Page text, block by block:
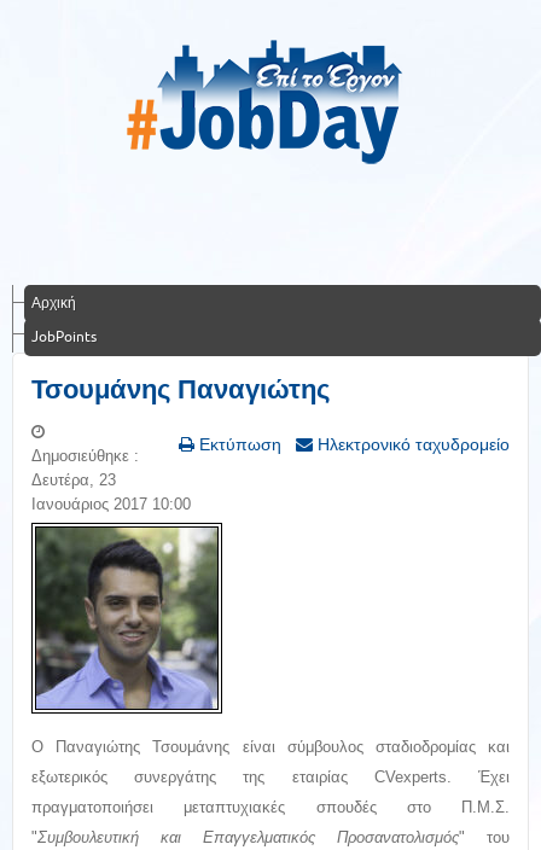
Αρχική
JobPoints
Τσουμάνης Παναγιώτης
Εκτύπωση Ηλεκτρονικό ταχυδρομείο
Δημοσιεύθηκε :
Δευτέρα, 23
Ιανουάριος 2017 10:00
O Παναγιώτης Τσουμάνης είναι σύμβουλος σταδιοδρομίας και
εξωτερικός συνεργάτης της εταιρίας CVexperts. Έχει
πραγματοποιήσει μεταπτυχιακές σπουδές στο Π.Μ.Σ.
"Συμβουλευτική και Επαγγελματικός Προσανατολισμός" του